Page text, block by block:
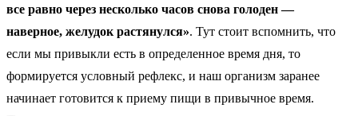
все равно через несколько часов снова голоден —
наверное, желудок растянулся». Тут стоит вспомнить, что
если мы привыкли есть в определенное время дня, то
формируется условный рефлекс, и наш организм заранее
начинает готовится к приему пищи в привычное время.